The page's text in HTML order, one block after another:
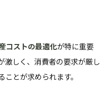
コストの最適化が特に重要
激しく、消費者の要求が厳し
とが求められます。